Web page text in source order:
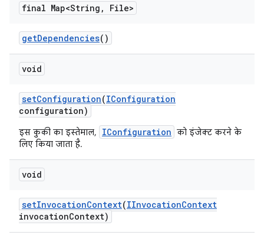
final Map<String , File>
getDependencies()
void
setConfiguration(IConfiguration
configuration)
इस कुकी का इस्तेमाल, IConfiguration को इंजेक्ट करने के
लिए किया जाता है.
void
setInvocationContext(IInvocationContext
invocationContext)